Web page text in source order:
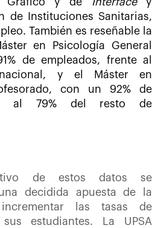
de Instituciones Sanitarias,
También es reseñable la
en Psicología General
de empleados, frente al
y el Máster en
con un 92% de
al 79% del resto de
de estos datos se
decidida apuesta de la
las tasas de
estudiantes. La UPSA